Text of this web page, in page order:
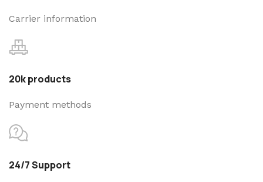
Carrier information
20k products
Payment methods
24/7 Support